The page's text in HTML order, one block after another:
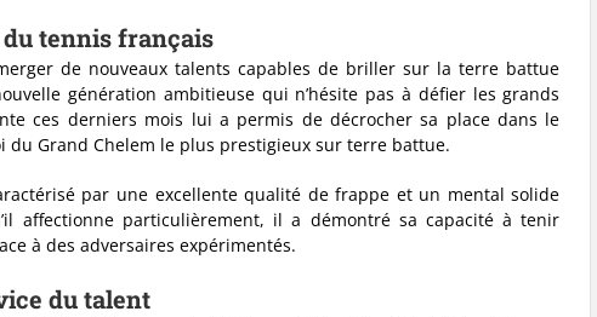
du tennis français
de nouveaux talents capables de briller sur la terre battue
génération ambitieuse qui n’hésite pas à défier les grands
ces derniers mois lui a permis de décrocher sa place dans le
Grand Chelem le plus prestigieux sur terre battue.
par une excellente qualité de frappe et un mental solide
affectionne particulièrement, il a démontré sa capacité à tenir
à des adversaires expérimentés.
du talent